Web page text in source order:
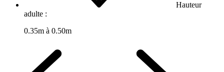
Hauteur
adulte :
0.35m à 0.50m